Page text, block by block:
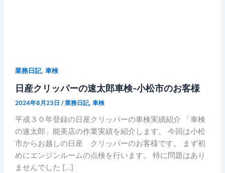
業務日記, 車検
日産クリッパーの速太郎車検-小松市のお客様
2024年8月23日 /業務日記, 車検
平成３０年登録の日産クリッパーの車検実績紹介 「車検
の速太郎」能美店の作業実績を紹介します。 今回は小松
市からお越しの日産 クリッパーのお客様です。 まず初
めにエンジンルームの点検を行います。 特に問題はあり
ませんでした […]